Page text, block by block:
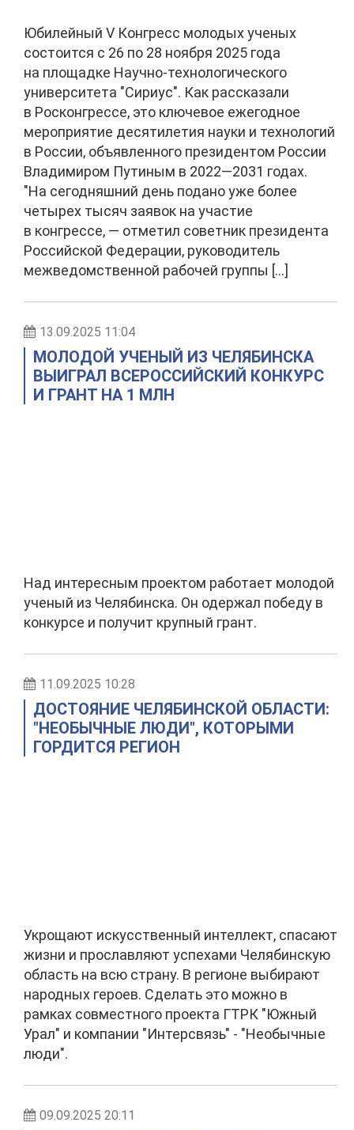
Юбилейный V Конгресс молодых ученых
состоится с 26 по 28 ноября 2025 года
на площадке Научно-технологического
университета "Сириус". Как рассказали
в Росконгрессе, это ключевое ежегодное
мероприятие десятилетия науки и технологий
в России, объявленного президентом России
Владимиром Путиным в 2022—2031 годах.
"На сегодняшний день подано уже более
четырех тысяч заявок на участие
в конгрессе, — отметил советник президента
Российской Федерации, руководитель
межведомственной рабочей группы […]
13.09.2025 11:04
МОЛОДОЙ УЧЕНЫЙ ИЗ ЧЕЛЯБИНСКА
ВЫИГРАЛ ВСЕРОССИЙСКИЙ КОНКУРС
И ГРАНТ НА 1 МЛН
Над интересным проектом работает молодой
ученый из Челябинска. Он одержал победу в
конкурсе и получит крупный грант.
11.09.2025 10:28
ДОСТОЯНИЕ ЧЕЛЯБИНСКОЙ ОБЛАСТИ:
"НЕОБЫЧНЫЕ ЛЮДИ", КОТОРЫМИ
ГОРДИТСЯ РЕГИОН
Укрощают искусственный интеллект, спасают
жизни и прославляют успехами Челябинскую
область на всю страну. В регионе выбирают
народных героев. Сделать это можно в
рамках совместного проекта ГТРК "Южный
Урал" и компании "Интерсвязь" - "Необычные
люди".
09.09.2025 20:11